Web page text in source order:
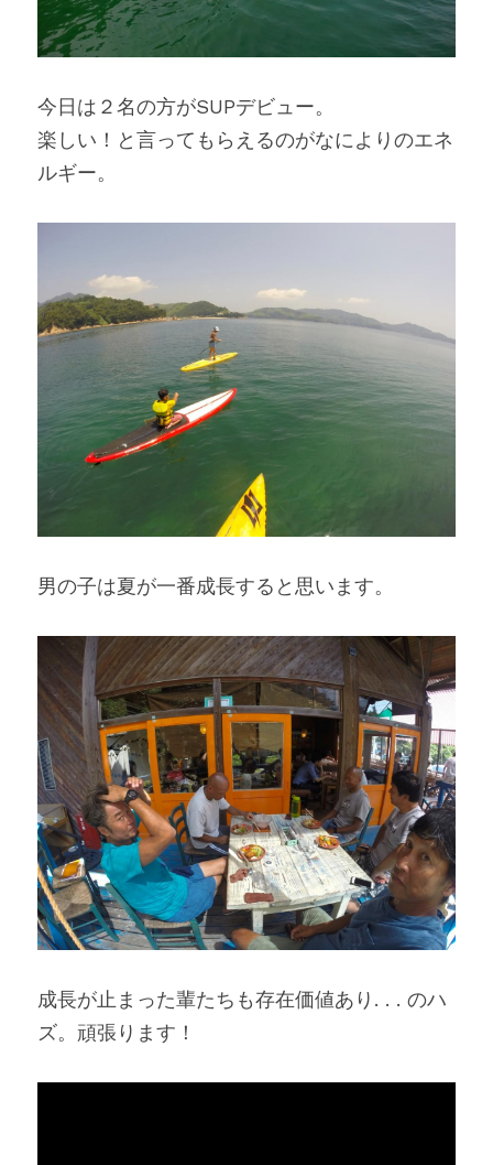
今日は２名の方がSUPデビュー。
楽しい！と言ってもらえるのがなによりのエネ
ルギー。
男の子は夏が一番成長すると思います。
成長が止まった輩たちも存在価値あり. . . のハ
ズ。頑張ります！